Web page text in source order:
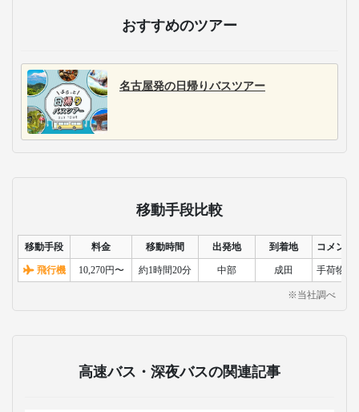
を22路線・1日200便運
行。自社開発した快適
なオリジナルシートや
最新のIoT技術を活用し
た安全運行で好評の高
速バスです。
ジャムジャムエクスプ
レスは、首都圏を中心
ンセントなど設備が充
内設備で、快適な長距
おすすめのテーマパーク特集
東京ディズニーリゾート®特集
おすすめのツアー